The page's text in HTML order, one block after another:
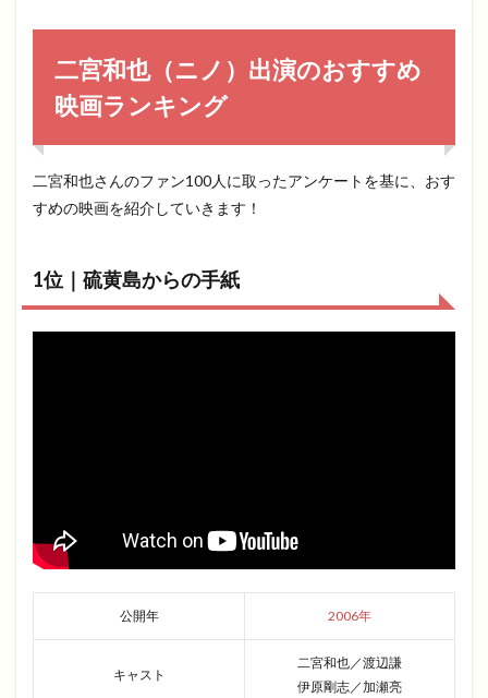
二宮和也（ニノ）出演のおすすめ
映画ランキング
二宮和也さんのファン100人に取ったアンケートを基に、おす
すめの映画を紹介していきます！
1位｜硫黄島からの手紙
公開年 2006年
キャスト
二宮和也／渡辺謙
伊原剛志／加瀬亮